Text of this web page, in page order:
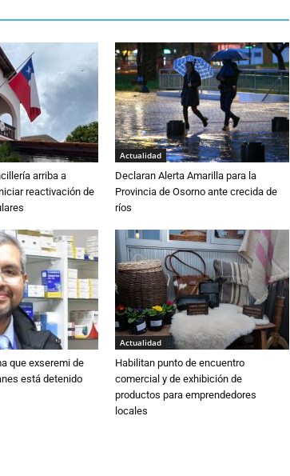
arriba a
reactivación de
Actualidad
Declaran Alerta Amarilla para la
Provincia de Osorno ante crecida de
ríos
que exseremi de
está detenido
Actualidad
Habilitan punto de encuentro
comercial y de exhibición de
productos para emprendedores
locales